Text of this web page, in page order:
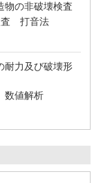
物の非破壊検査
査 打音法
耐力及び破壊形
値解析